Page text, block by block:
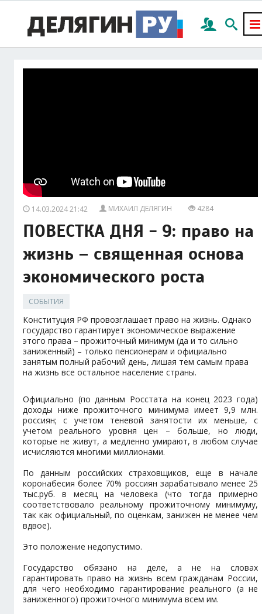
14.03.2024 21:42 МИХАИЛ ДЕЛЯГИН 4284
ПОВЕСТКА ДНЯ - 9: право на
жизнь – священная основа
экономического роста
СОБЫТИЯ
Конституция РФ провозглашает право на жизнь. Однако
государство гарантирует экономическое выражение
этого права – прожиточный минимум (да и то сильно
заниженный) – только пенсионерам и официально
занятым полный рабочий день, лишая тем самым права
на жизнь все остальное население страны.
Официально (по данным Росстата на конец 2023 года)
доходы ниже прожиточного минимума имеет 9,9 млн.
россиян; с учетом теневой занятости их меньше, с
учетом реального уровня цен – больше, но люди,
которые не живут, а медленно умирают, в любом случае
исчисляются многими миллионами.
По данным российских страховщиков, еще в начале
коронабесия более 70% россиян зарабатывало менее 25
тыс.руб. в месяц на человека (что тогда примерно
соответствовало реальному прожиточному минимуму,
так как официальный, по оценкам, занижен не менее чем
вдвое).
Это положение недопустимо.
Государство обязано на деле, а не на словах
гарантировать право на жизнь всем гражданам России,
для чего необходимо гарантирование реального (а не
заниженного) прожиточного минимума всем им.